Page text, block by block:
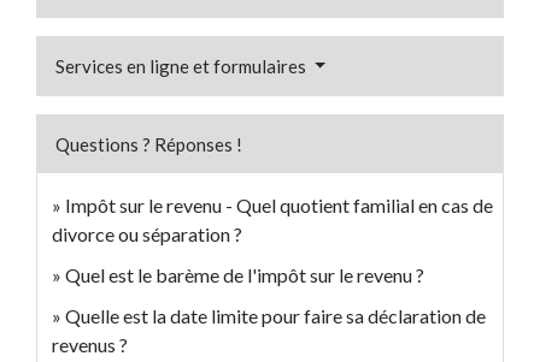
Services en ligne et formulaires
Questions ? Réponses !
Impôt sur le revenu - Quel quotient familial en cas de
divorce ou séparation ?
Quel est le barème de l'impôt sur le revenu ?
Quelle est la date limite pour faire sa déclaration de
revenus ?